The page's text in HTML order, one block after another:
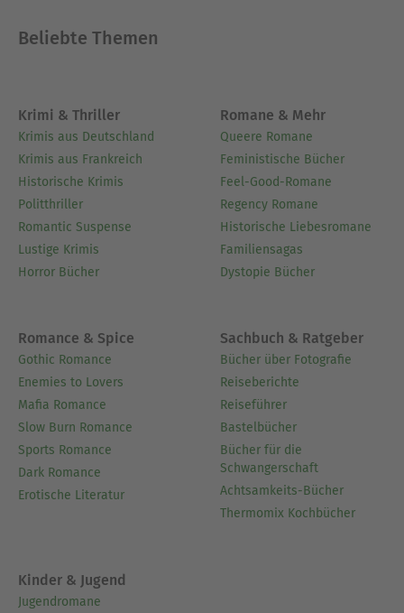
Jahren führte sein eigenes methodisches
Recherchieren ihn jedoch zur Abkehr von den
populären Ansichten der Paläo-SETI-Hypothese
von den wohlmeinenden Astronautengöttern. Der
Hauptgrund war seine realistische Analyse der
enormen Schwierigkeiten interstellarer
Raumfahrt. Sie brachte ihn zu der Erkenntnis, die
er in seinem Buch "Jakobs Himmelsleiter war ein
Apokalypsen kann ein Grund für Reisen in andere
Sonnensysteme sein.
Ausblenden
Beliebte Themen
Krimi & Thriller
Krimis aus Deutschland
Krimis aus Frankreich
Historische Krimis
Politthriller
Romantic Suspense
Lustige Krimis
Horror Bücher
Romane & Mehr
Queere Romane
Feministische Bücher
Feel-Good-Romane
Regency Romane
Historische Liebesromane
Familiensagas
Dystopie Bücher
Romance & Spice
Gothic Romance
Enemies to Lovers
Mafia Romance
Slow Burn Romance
Sports Romance
Dark Romance
Erotische Literatur
Sachbuch & Ratgeber
Bücher über Fotografie
Reiseberichte
Reiseführer
Bastelbücher
Bücher für die
Schwangerschaft
Achtsamkeits-Bücher
Thermomix Kochbücher
Kinder & Jugend
Jugendromane